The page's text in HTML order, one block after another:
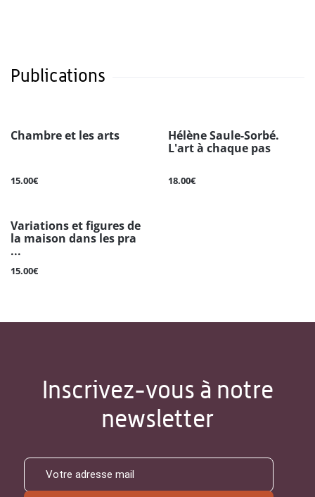
Publications
Chambre et les arts
15.00€
Hélène Saule-Sorbé.
L'art à chaque pas
18.00€
Variations et figures de
la maison dans les pra
...
15.00€
Inscrivez-vous à notre
newsletter